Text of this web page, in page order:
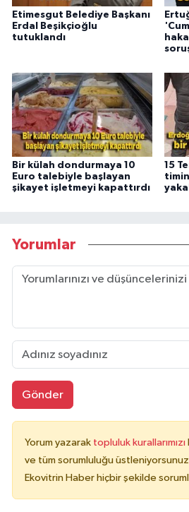
Etimesgut Belediye Başkanı
Erdal Beşikçioğlu
tutuklandı
Bir külah dondurmaya 10
Euro talebiyle başlayan
şikayet işletmeyi kapattırdı
15
Yorumlar
Gönder
Yorum yazarak topluluk kurallarımızı
ve tüm sorumluluğu
Ekovitrin Haber hiçbir şekilde